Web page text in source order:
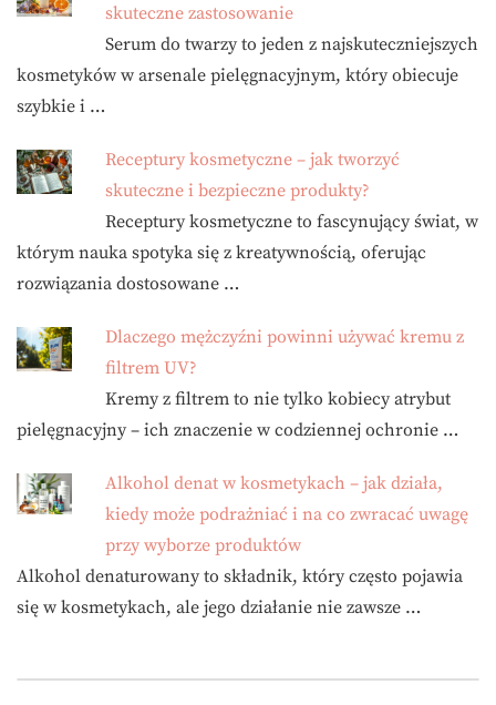
skuteczne zastosowanie
Serum do twarzy to jeden z najskuteczniejszych
kosmetyków w arsenale pielęgnacyjnym, który obiecuje
szybkie i …
Receptury kosmetyczne – jak tworzyć
skuteczne i bezpieczne produkty?
Receptury kosmetyczne to fascynujący świat, w
którym nauka spotyka się z kreatywnością, oferując
rozwiązania dostosowane …
Dlaczego mężczyźni powinni używać kremu z
filtrem UV?
Kremy z filtrem to nie tylko kobiecy atrybut
pielęgnacyjny – ich znaczenie w codziennej ochronie …
Alkohol denat w kosmetykach – jak działa,
kiedy może podrażniać i na co zwracać uwagę
przy wyborze produktów
Alkohol denaturowany to składnik, który często pojawia
się w kosmetykach, ale jego działanie nie zawsze …